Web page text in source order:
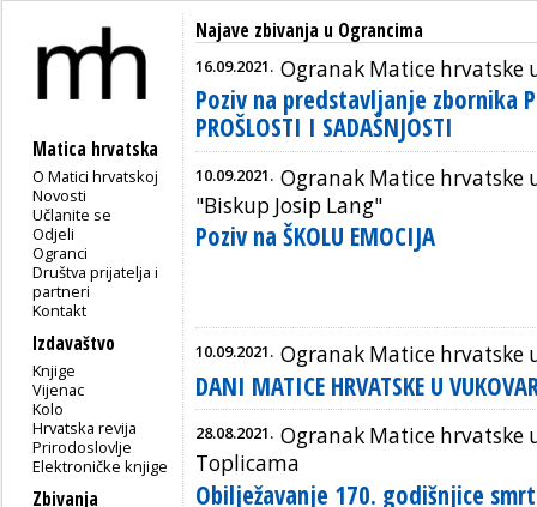
Matica hrvatska
O Matici hrvatskoj
Novosti
Učlanite se
Odjeli
Ogranci
Društva prijatelja i
partneri
Kontakt
Izdavaštvo
Knjige
Vijenac
Kolo
Hrvatska revija
Prirodoslovlje
Elektroničke knjige
Zbivanja
Najave zbivanja u Ograncima
16.09.2021. Ogranak Matice hrvatske
Poziv na predstavljanje zbornika
PROŠLOSTI I SADAŠNJOSTI
10.09.2021. Ogranak Matice hrvatske
"Biskup Josip Lang"
Poziv na ŠKOLU EMOCIJA
10.09.2021. Ogranak Matice hrvatske
DANI MATICE HRVATSKE U
28.08.2021. Ogranak Matice hrvatske
Toplicama
Obilježavanje 170. godišnjice